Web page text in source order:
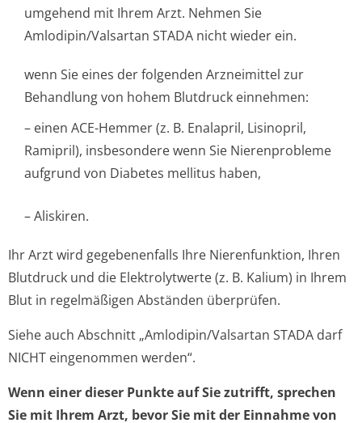
umgehend mit Ihrem Arzt. Nehmen Sie
Amlodipin/Valsartan STADA nicht wieder ein.
wenn Sie eines der folgenden Arzneimittel zur
Behandlung von hohem Blutdruck einnehmen:
– einen ACE-Hemmer (z. B. Enalapril, Lisinopril,
Ramipril), insbesondere wenn Sie Nierenprobleme
aufgrund von Diabetes mellitus haben,
– Aliskiren.
Ihr Arzt wird gegebenenfalls Ihre Nierenfunktion, Ihren
Blutdruck und die Elektrolytwerte (z. B. Kalium) in Ihrem
Blut in regelmäßigen Abständen überprüfen.
Siehe auch Abschnitt „Amlodipin/Val­sartan STADA darf
NICHT eingenommen werden“.
Wenn einer dieser Punkte auf Sie zutrifft, sprechen
Sie mit Ihrem Arzt, bevor Sie mit der Einnahme von